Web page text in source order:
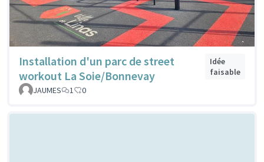
Installation d'un parc de street
workout La Soie/Bonnevay
Idée
faisable
JAUMES
1 0